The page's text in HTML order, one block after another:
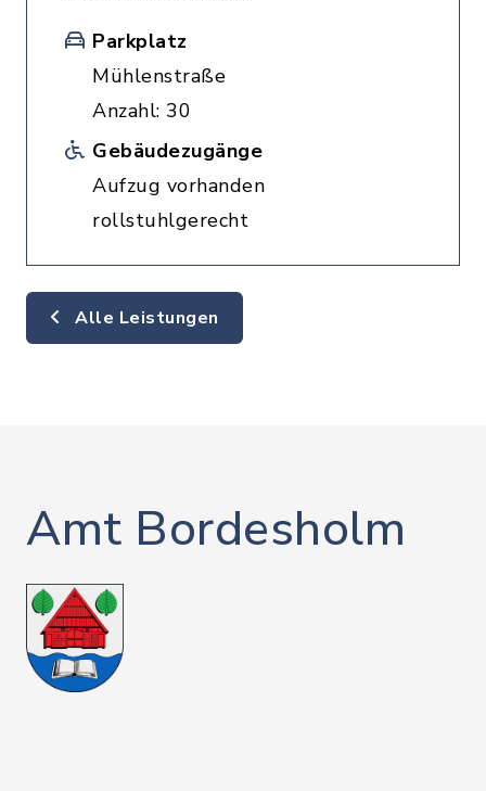
Parkplatz
Mühlenstraße
Anzahl: 30
Gebäudezugänge
Aufzug vorhanden
rollstuhlgerecht
Alle Leistungen
Amt Bordesholm